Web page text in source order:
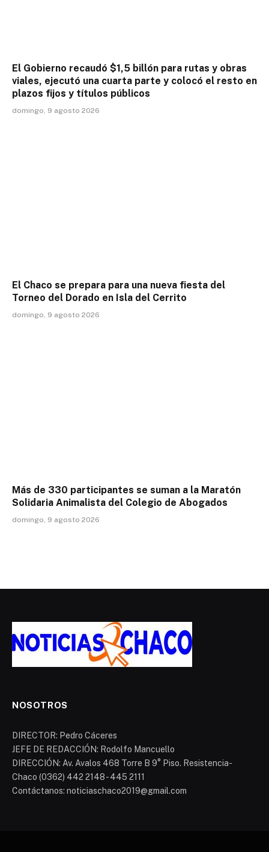
El Gobierno recaudó $1,5 billón para rutas y obras
viales, ejecutó una cuarta parte y colocó el resto en
plazos fijos y títulos públicos
domingo, 9 agosto 2026
El Chaco se prepara para una nueva fiesta del
Torneo del Dorado en Isla del Cerrito
domingo, 9 agosto 2026
Más de 330 participantes se suman a la Maratón
Solidaria Animalista del Colegio de Abogados
domingo, 9 agosto 2026
NOSOTROS
DIRECTOR: Pedro Cáceres
JEFE DE REDACCIÓN: Rodolfo Mancuello
DIRECCIÓN: Av. Avalos 468 Torre B 9° Piso. Resistencia-
Chaco (0362) 442 2148 - 445 2111
Contáctanos: noticiaschaco2019@gmail.com